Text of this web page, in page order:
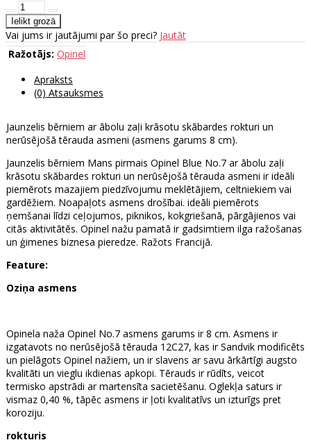
Vai jums ir jautājumi par šo preci? Jautāt
Ražotājs: Opinel
Apraksts
(0) Atsauksmes
Jaunzelis bērniem ar ābolu zaļi krāsotu skābardes rokturi un
nerūsējošā tērauda asmeni (asmens garums 8 cm).
Jaunzelis bērniem Mans pirmais Opinel Blue No.7 ar ābolu zaļi
krāsotu skābardes rokturi un nerūsējošā tērauda asmeni ir ideāli
piemērots mazajiem piedzīvojumu meklētājiem, celtniekiem vai
gardēžiem. Noapaļots asmens drošībai. ideāli piemērots
ņemšanai līdzi ceļojumos, piknikos, kokgriešanā, pārgājienos vai
citās aktivitātēs. Opinel nažu pamatā ir gadsimtiem ilga ražošanas
un ģimenes biznesa pieredze. Ražots Francijā.
Feature:
Oziņa asmens
Opinela naža Opinel No.7 asmens garums ir 8 cm. Asmens ir
izgatavots no nerūsējošā tērauda 12C27, kas ir Sandvik modificēts
un pielāgots Opinel nažiem, un ir slavens ar savu ārkārtīgi augsto
kvalitāti un vieglu ikdienas apkopi. Tērauds ir rūdīts, veicot
termisko apstrādi ar martensīta sacietēšanu. Oglekļa saturs ir
vismaz 0,40 %, tāpēc asmens ir ļoti kvalitatīvs un izturīgs pret
koroziju.
rokturis